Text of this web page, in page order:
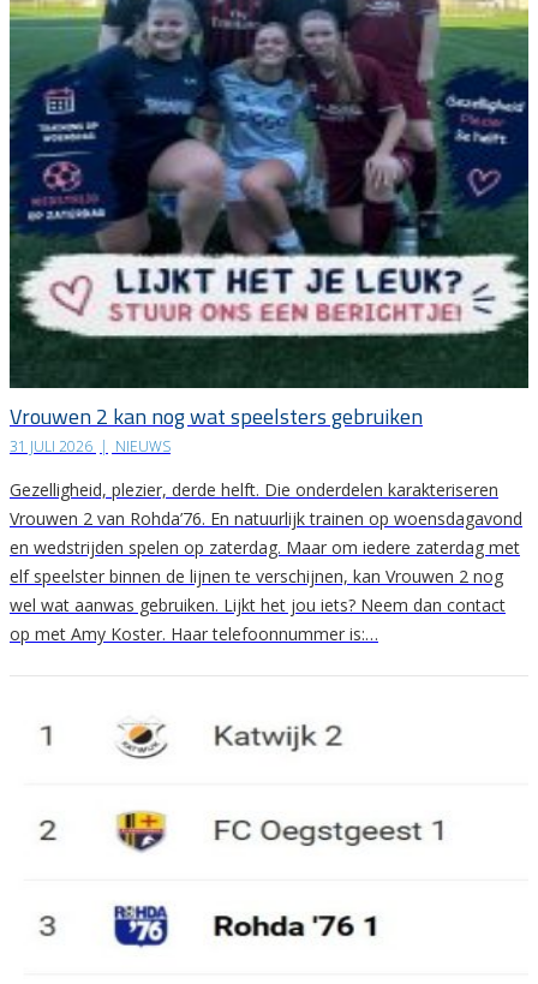
Vrouwen 2 kan nog wat speelsters gebruiken
31 JULI 2026 | NIEUWS
Gezelligheid, plezier, derde helft. Die onderdelen karakteriseren
Vrouwen 2 van Rohda’76. En natuurlijk trainen op woensdagavond
en wedstrijden spelen op zaterdag. Maar om iedere zaterdag met
elf speelster binnen de lijnen te verschijnen, kan Vrouwen 2 nog
wel wat aanwas gebruiken. Lijkt het jou iets? Neem dan contact
op met Amy Koster. Haar telefoonnummer is:…